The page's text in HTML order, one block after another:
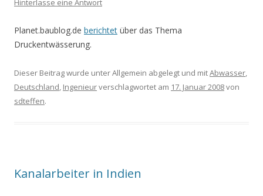
Hinterlasse eine Antwort
Planet.baublog.de berichtet über das Thema
Druckentwässerung.
Dieser Beitrag wurde unter Allgemein abgelegt und mitAbwasser,
Deutschland, Ingenieurverschlagwortet am 17. Januar 2008von
sdteffen.
Kanalarbeiter in Indien